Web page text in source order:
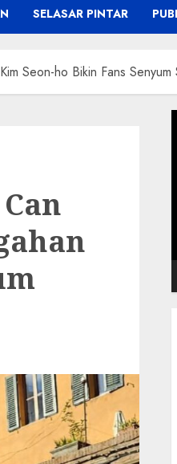
SELASAR PINTAR
Seon-ho Bikin Fans Senyum